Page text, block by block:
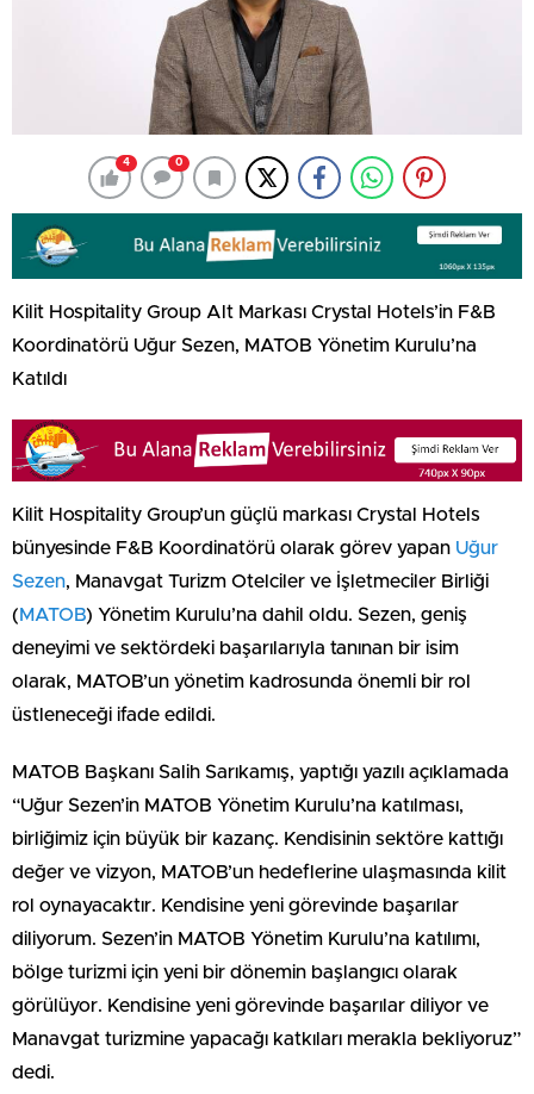
4 0
Kilit Hospitality Group Alt Markası Crystal Hotels’in F&B
Koordinatörü Uğur Sezen, MATOB Yönetim Kurulu’na
Katıldı
Kilit Hospitality Group’un güçlü markası Crystal Hotels
bünyesinde F&B Koordinatörü olarak görev yapan Uğur
Sezen, Manavgat Turizm Otelciler ve İşletmeciler Birliği
(MATOB) Yönetim Kurulu’na dahil oldu. Sezen, geniş
deneyimi ve sektördeki başarılarıyla tanınan bir isim
olarak, MATOB’un yönetim kadrosunda önemli bir rol
üstleneceği ifade edildi.
MATOB Başkanı Salih Sarıkamış, yaptığı yazılı açıklamada
“Uğur Sezen’in MATOB Yönetim Kurulu’na katılması,
birliğimiz için büyük bir kazanç. Kendisinin sektöre kattığı
değer ve vizyon, MATOB’un hedeflerine ulaşmasında kilit
rol oynayacaktır. Kendisine yeni görevinde başarılar
diliyorum. Sezen’in MATOB Yönetim Kurulu’na katılımı,
bölge turizmi için yeni bir dönemin başlangıcı olarak
görülüyor. Kendisine yeni görevinde başarılar diliyor ve
Manavgat turizmine yapacağı katkıları merakla bekliyoruz”
dedi.